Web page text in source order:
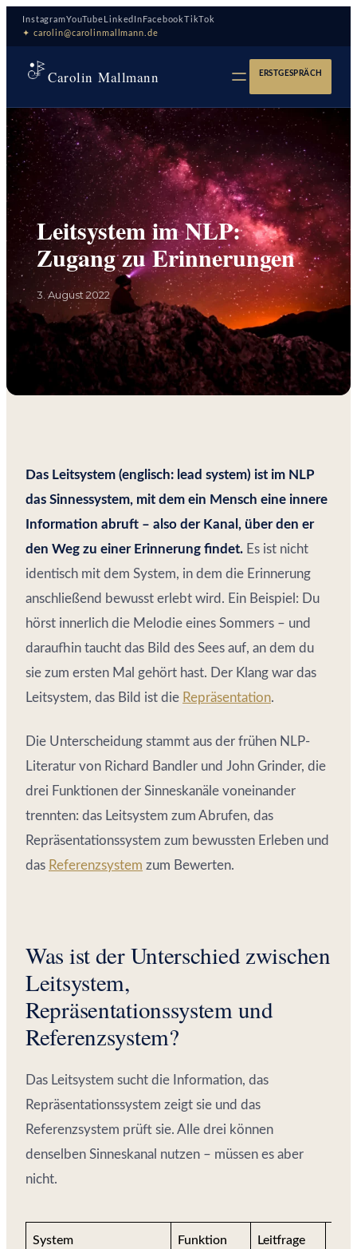
Zum
Inhalt
InstagramYouTube LinkedIn FacebookTikTok
✦ carolin@carolinmallmann.de
Carolin Mallmann ERSTGESPRÄCH
Leitsystem im NLP:
Zugang zu Erinnerungen
3. August 2022
Das Leitsystem (englisch: lead system) ist im NLP
das Sinnessystem, mit dem ein Mensch eine innere
Information abruft – also der Kanal, über den er
den Weg zu einer Erinnerung findet. Es ist nicht
identisch mit dem System, in dem die Erinnerung
anschließend bewusst erlebt wird. Ein Beispiel: Du
hörst innerlich die Melodie eines Sommers – und
daraufhin taucht das Bild des Sees auf, an dem du
sie zum ersten Mal gehört hast. Der Klang war das
Leitsystem, das Bild ist die Repräsentation.
Die Unterscheidung stammt aus der frühen NLP-
Literatur von Richard Bandler und John Grinder, die
drei Funktionen der Sinneskanäle voneinander
trennten: das Leitsystem zum Abrufen, das
Repräsentationssystem zum bewussten Erleben und
das Referenzsystem zum Bewerten.
Was ist der Unterschied zwischen
Leitsystem,
Repräsentationssystem und
Referenzsystem?
Das Leitsystem sucht die Information, das
Repräsentationssystem zeigt sie und das
Referenzsystem prüft sie. Alle drei können
denselben Sinneskanal nutzen – müssen es aber
nicht.
System Funktion Leitfrage